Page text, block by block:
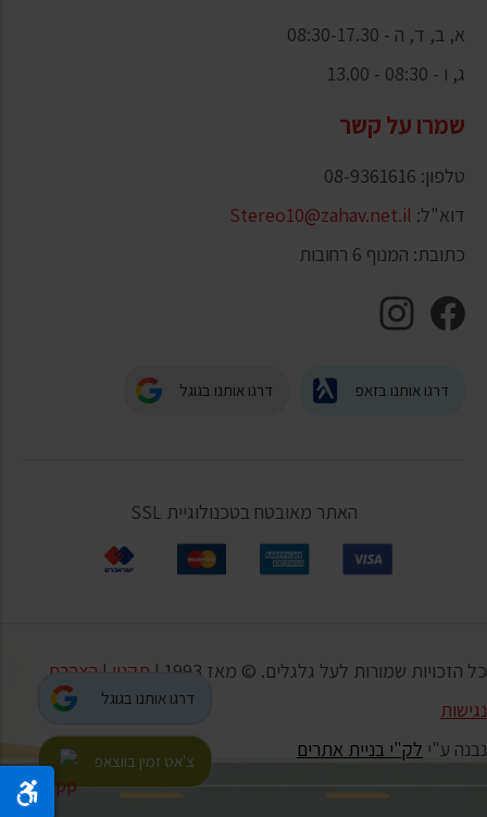
א, ב, ד, ה - 08:30-17.30
ג, ו - 08:30 - 13.00
שמרו על קשר
טלפון: 08-9361616
דוא"ל: Stereo10@zahav.net.il
כתובת: המנוף 6 רחובות
דרגו אותנו בזאפ דרגו אותנו בגוגל
דרגו אותנו בגוגל
צ'אט זמין בווצאפ
האתר מאובטח בטכנולוגיית SSL
כל הזכויות שמורות לעל גלגלים. © מאז 1993 | תקנון | הצהרת
נגישות
נבנה ע"י לק"י בניית אתרים